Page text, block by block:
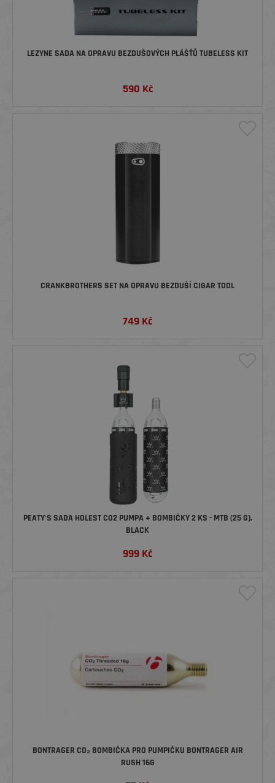
LEZYNE SADA NA OPRAVU BEZDUŠOVÝCH PLÁŠŤŮ TUBELESS KIT
590 Kč
CRANKBROTHERS SET NA OPRAVU BEZDUŠÍ CIGAR TOOL
749 Kč
PEATY'S SADA HOLEST CO2 PUMPA + BOMBIČKY 2 KS - MTB (25 G),
BLACK
999 Kč
BONTRAGER CO₂ BOMBIČKA PRO PUMPIČKU BONTRAGER AIR
RUSH 16G